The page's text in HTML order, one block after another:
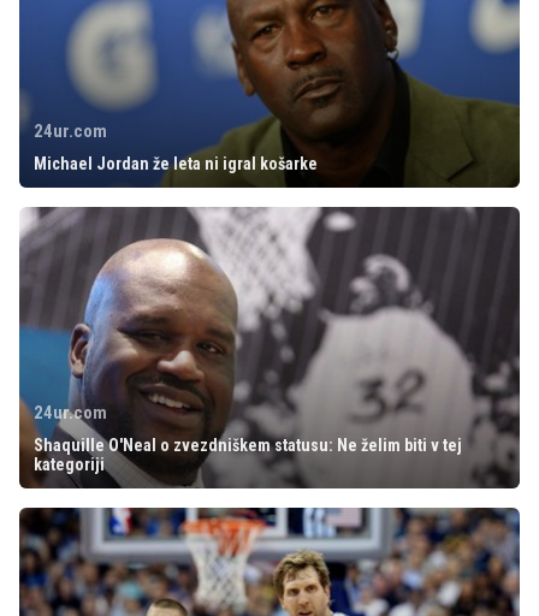
24ur.com
Michael Jordan že leta ni igral košarke
24ur.com
Shaquille O'Neal o zvezdniškem statusu: Ne želim biti v tej
kategoriji